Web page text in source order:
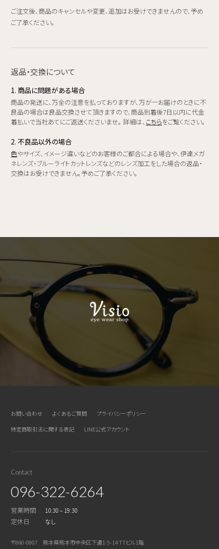
ご注文後、商品のキャンセルや変更、追加はお受けできませんので、予め
ご了承ください。
返品・交換について
1. 商品に問題がある場合
商品の発送に、万全の注意を払っておりますが、万が一お届けのときに不
良品の場合は良品交換させて頂きますので、商品到着後7日以内に代金
着払いで当社あてにご返送くださいませ。 詳細は、 こちらをご覧ください。
2. 不良品以外の場合
色やサイズ、イメージ違いなどのお客様のご都合による場合や、伊達メガ
ネレンズ・ブルーライトカットレンズなどのレンズ加工をした場合の返品・
交換はお受けできません。予めご了承ください。
お問い合わせ よくあるご質問
プライバシーポリシー
特定商取引法に関する表記
LINE公式アカウント
Contact
096-322-6264
営業時間 10:30 – 19:30
定休日 なし
〒860-0807 熊本県熊本市中央区下通1-5-14 TTビル1階